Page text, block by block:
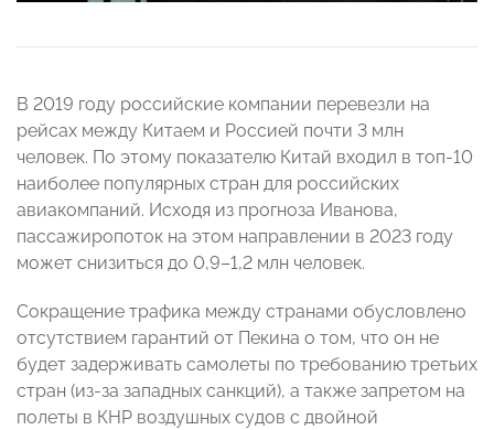
В 2019 году российские компании перевезли на
рейсах между Китаем и Россией почти 3 млн
человек. По этому показателю Китай входил в топ-10
наиболее популярных стран для российских
авиакомпаний. Исходя из прогноза Иванова,
пассажиропоток на этом направлении в 2023 году
может снизиться до 0,9–1,2 млн человек.
Сокращение трафика между странами обусловлено
отсутствием гарантий от Пекина о том, что он не
будет задерживать самолеты по требованию третьих
стран (из-за западных санкций), а также запретом на
полеты в КНР воздушных судов с двойной